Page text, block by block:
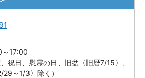
17:00
、祝日、慰霊の日、旧盆〈旧暦7/15〉、
～1/3〉除く）